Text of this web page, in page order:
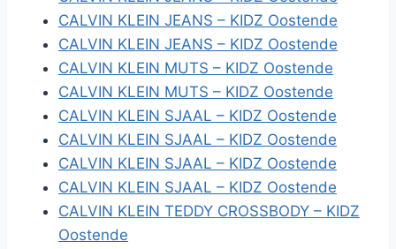
CALVIN KLEIN JEANS – KIDZ Oostende
CALVIN KLEIN JEANS – KIDZ Oostende
CALVIN KLEIN MUTS – KIDZ Oostende
CALVIN KLEIN MUTS – KIDZ Oostende
CALVIN KLEIN SJAAL – KIDZ Oostende
CALVIN KLEIN SJAAL – KIDZ Oostende
CALVIN KLEIN SJAAL – KIDZ Oostende
CALVIN KLEIN SJAAL – KIDZ Oostende
CALVIN KLEIN TEDDY CROSSBODY – KIDZ
Oostende